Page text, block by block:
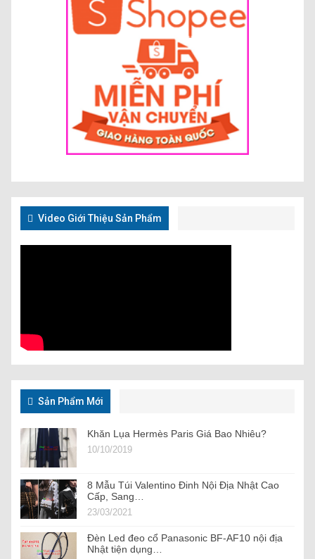
Video Giới Thiệu Sản Phẩm
Sản Phẩm Mới
Khăn Lụa Hermès Paris Giá Bao Nhiêu?
10/10/2019
8 Mẫu Túi Valentino Đinh Nội Địa Nhật Cao
Cấp, Sang…
23/03/2021
Đèn Led đeo cổ Panasonic BF-AF10 nội địa
Nhật tiện dụng…